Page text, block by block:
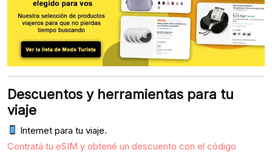
Descuentos y herramientas para tu
viaje
Internet para tu viaje.
Contratá tu eSIM y obtené un descuento con el código